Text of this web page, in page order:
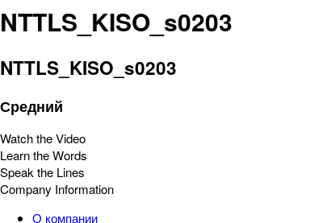
NTTLS_KISO_s0203
NTTLS_KISO_s0203
Средний
Watch the Video
Learn the Words
Speak the Lines
Company Information
О компании